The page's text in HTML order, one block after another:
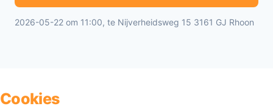
2026-05-22 om 11:00, te Nijverheidsweg 15 3161 GJ Rhoon
Cookies